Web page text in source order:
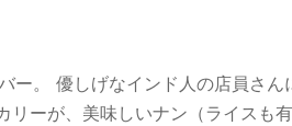
。 優しげなインド人の店員さん
ーが、美味しいナン（ライスも有